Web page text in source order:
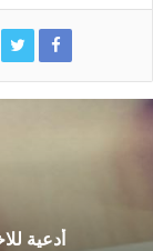
أدعية